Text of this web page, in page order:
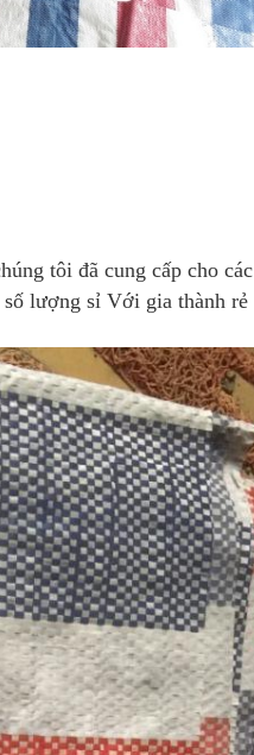
tôi đã cung cấp cho các
số lượng sỉ Với gia thành rẻ